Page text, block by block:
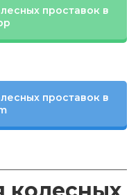
проставок в
проставок в